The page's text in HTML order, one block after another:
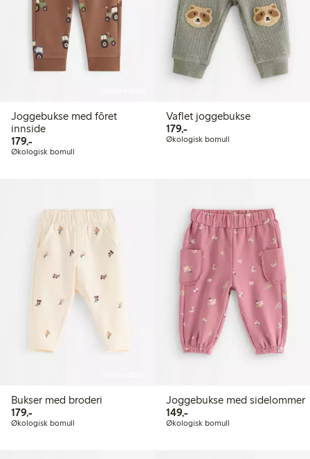
Joggebukse med fôret
innside
179,-179,00 kr
Økologisk bomull
Vaflet joggebukse
179,-179,00 kr
Økologisk bomull
Bukser med broderi
179,-179,00 kr
Økologisk bomull
Joggebukse med sidelommer
149,-149,00 kr
Økologisk bomull